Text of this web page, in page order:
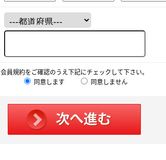
会員規約をご確認のうえ下記にチェックして下さい。
同意します
同意しません